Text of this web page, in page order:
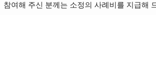
참여해 주신 분께는 소정의 사례비를 지급해